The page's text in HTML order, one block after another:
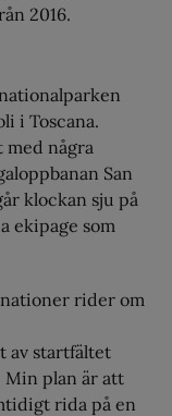
2016.
i Toscana.
några
San
klockan sju på
ekipage som
rider om
av startfältet
Min plan är att
rida på en